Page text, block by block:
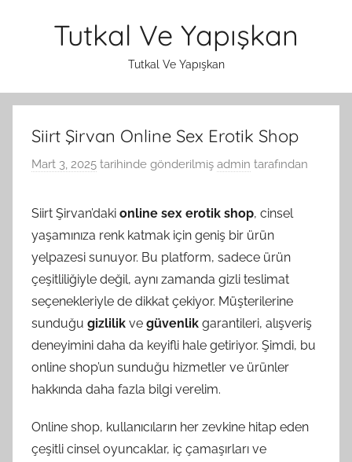
Tutkal Ve Yapışkan
Tutkal Ve Yapışkan
Siirt Şirvan Online Sex Erotik Shop
Mart 3, 2025 tarihinde gönderilmiş admin tarafından
Siirt Şirvan’daki online sex erotik shop, cinsel
yaşamınıza renk katmak için geniş bir ürün
yelpazesi sunuyor. Bu platform, sadece ürün
çeşitliliğiyle değil, aynı zamanda gizli teslimat
seçenekleriyle de dikkat çekiyor. Müşterilerine
sunduğu gizlilik ve güvenlik garantileri, alışveriş
deneyimini daha da keyifli hale getiriyor. Şimdi, bu
online shop’un sunduğu hizmetler ve ürünler
hakkında daha fazla bilgi verelim.
Online shop, kullanıcıların her zevkine hitap eden
çeşitli cinsel oyuncaklar, iç çamaşırları ve